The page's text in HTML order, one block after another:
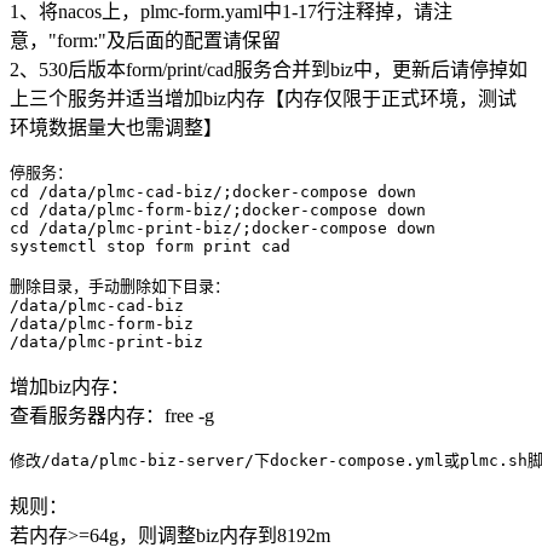
1、将nacos上，plmc-form.yaml中1-17行注释掉，请注
意，"form:"及后面的配置请保留
2、530后版本form/print/cad服务合并到biz中，更新后请停掉如
上三个服务并适当增加biz内存【内存仅限于正式环境，测试
环境数据量大也需调整】
停服务：
cd /data/plmc-cad-biz/;docker-compose down
cd /data/plmc-form-biz/;docker-compose down
cd /data/plmc-print-biz/;docker-compose down
systemctl stop form print cad
删除目录，手动删除如下目录：
/data/plmc-cad-biz
/data/plmc-form-biz
/data/plmc-print-biz
增加biz内存：
查看服务器内存：free -g
修改/data/plmc-biz-server/下docker-compose.yml或plmc.sh脚
规则：
若内存>=64g，则调整biz内存到8192m